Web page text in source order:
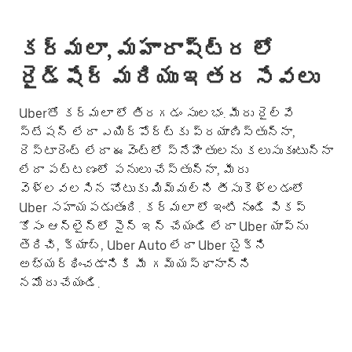
కర్మలా, మహారాష్ట్ర లో
రైడ్‌షేర్ మరియు ఇతర సేవలు
Uberతో కర్మలా లో తిరగడం సులభం. మీరు రైల్వే
స్టేషన్ లేదా ఎయిర్‌పోర్ట్‌కు ప్రయాణిస్తున్నా,
రెస్టారెంట్ లేదా ఈవెంట్లో స్నేహితులను కలుసుకుంటున్నా
లేదా పట్టణంలో పనులు చేస్తున్నా, మీరు
వెళ్లవలసిన చోటుకు మిమ్మల్ని తీసుకెళ్లడంలో
Uber సహాయపడుతుంది. కర్మలా లో ఇంటి నుండి పికప్
కోసం ఆన్‌లైన్‌లో సైన్ ఇన్ చేయండి లేదా Uber యాప్‌ను
తెరిచి, క్యాబ్, Uber Auto లేదా Uber బైక్‌ని
అభ్యర్థించడానికి మీ గమ్యస్థానాన్ని
నమోదు చేయండి.